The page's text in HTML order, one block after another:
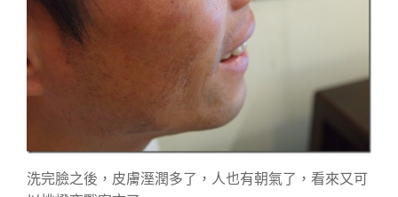
洗完臉之後，皮膚溼潤多了，人也有朝氣了，看來又可